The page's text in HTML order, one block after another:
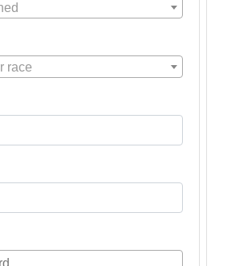
race